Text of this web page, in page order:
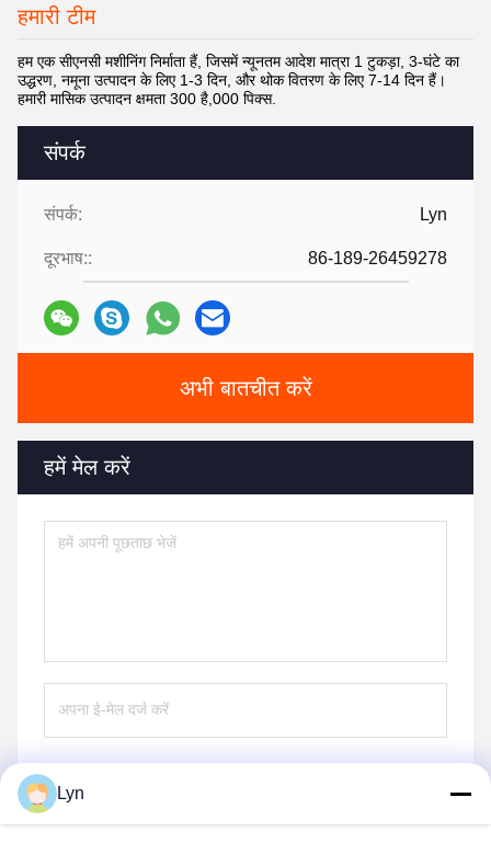
संपर्क
संपर्क: Lyn
दूरभाष:: 86-189-26459278
अभी बातचीत करें
हमें मेल करें
हमारी टीम
हम एक सीएनसी मशीनिंग निर्माता हैं, जिसमें न्यूनतम आदेश मात्रा 1 टुकड़ा, 3-घंटे का
उद्धरण, नमूना उत्पादन के लिए 1-3 दिन, और थोक वितरण के लिए 7-14 दिन हैं।
हमारी मासिक उत्पादन क्षमता 300 है,000 पिक्स.
Lyn